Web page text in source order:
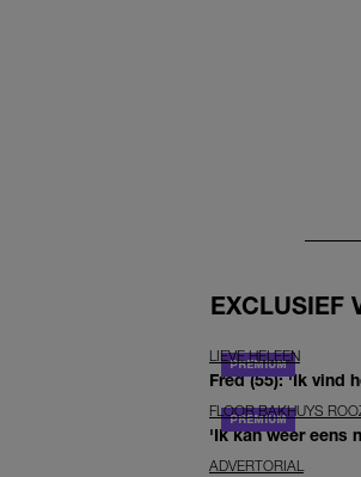
EXCLUSIEF
LIEVE HELEEN
Fred (55): 'Ik vind
FLOOR BAKHUYS
'Ik kan weer eens
ADVERTORIAL